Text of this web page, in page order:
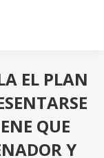
EL PLAN
QUE
Y